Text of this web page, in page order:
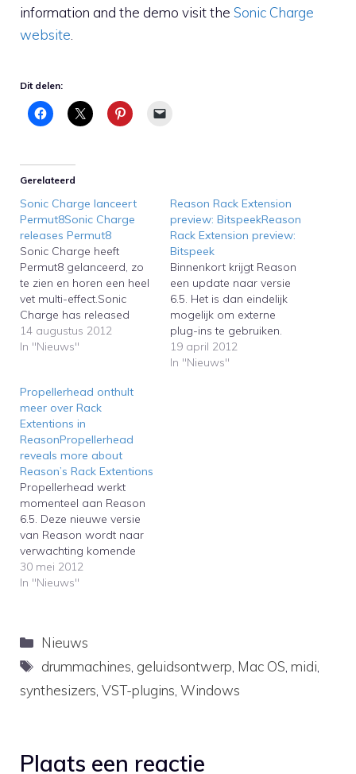
information and the demo visit the Sonic Charge
website.
Dit delen:
Gerelateerd
Sonic Charge lanceert
Permut8Sonic Charge
releases Permut8
Sonic Charge heeft
Permut8 gelanceerd, zo
te zien en horen een heel
vet multi-effect.Sonic
Charge has released
Permut8. We haven't
tested it yet, but it may be
14 augustus 2012
In "Nieuws"
Reason Rack Extension
preview: BitspeekReason
Rack Extension preview:
Bitspeek
Binnenkort krijgt Reason
een update naar versie
6.5. Het is dan eindelijk
mogelijk om externe
plug-ins te gebruiken.
Daarvoor heeft
Propellerhead een eigen
19 april 2012
In "Nieuws"
Propellerhead onthult
meer over Rack
Extentions in
ReasonPropellerhead
reveals more about
Reason’s Rack Extentions
Propellerhead werkt
momenteel aan Reason
6.5. Deze nieuwe versie
van Reason wordt naar
verwachting komende
zomer uitgebracht, en
krijgt met Rack Extentions
gebruikers en gelukkig
wordt het nieuwe plug-
opgepakt door de
Gforce,…
30 mei 2012
In "Nieuws"
Categorieën
Nieuws
Tags
drummachines, geluidsontwerp, Mac OS,midi,
synthesizers, VST-plugins, Windows
Plaats een reactie